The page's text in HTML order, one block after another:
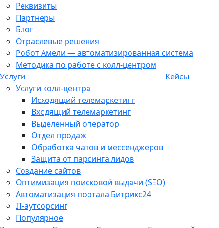
Реквизиты
Партнеры
Блог
Отраслевые решения
Робот Амели — автоматизированная система
Методика по работе с колл-центром
Услуги
Услуги колл-центра
Исходящий телемаркетинг
Входящий телемаркетинг
Выделенный оператор
Отдел продаж
Обработка чатов и мессенджеров
Защита от парсинга лидов
Создание сайтов
Оптимизация поисковой выдачи (SEO)
Автоматизация портала Битрикс24
IT-аутсорсинг
Популярное
Кейсы